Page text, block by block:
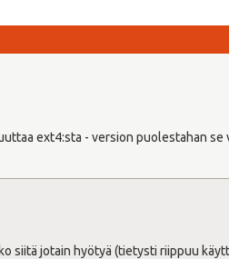
ext4:sta - version puolestahan se
siitä jotain hyötyä (tietysti riippuu